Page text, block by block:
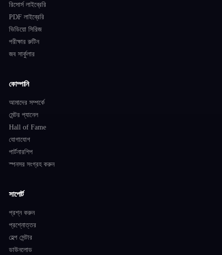
রিসোর্স লাইব্রেরি
PDF লাইব্রেরি
ভিডিয়ো সিরিজ
পরীক্ষার রুটিন
জব সার্কুলার
কোম্পানি
আমাদের সম্পর্কে
মেন্টর প্যানেল
Hall of Fame
যোগাযোগ
পার্টনারশিপ
স্পনসর সংগ্রহ করুন
সাপোর্ট
প্রশ্ন করুন
প্রশ্নোত্তর
হেল্প সেন্টার
ডাউনলোড